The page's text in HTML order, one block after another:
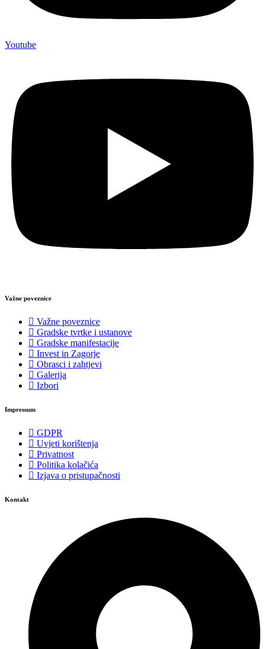
Youtube
Važne poveznice
Važne poveznice
Gradske tvrtke i ustanove
Gradske manifestacije
Invest in Zagorje
Obrasci i zahtjevi
Galerija
Izbori
Impressum
GDPR
Uvjeti korištenja
Privatnost
Politika kolačića
Izjava o pristupačnosti
Kontakt